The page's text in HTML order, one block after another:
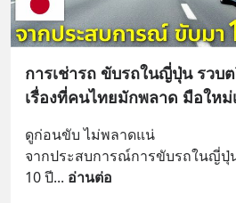
การเช่ารถ ขับรถในญี่ปุ่น รวบ
เรื่องที่คนไทยมักพลาด มือใหม่
ดูก่อนขับ ไม่พลาดแน่
จากประสบการณ์การขับรถในญี่ปุ่
10 ปี... อ่านต่อ